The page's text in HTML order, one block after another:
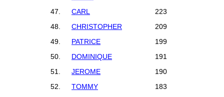
47.
CARL
223
48.
CHRISTOPHER
209
49.
PATRICE
199
50.
DOMINIQUE
191
51.
JEROME
190
52.
TOMMY
183